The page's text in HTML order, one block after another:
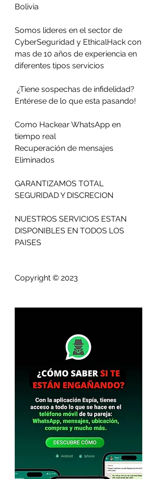
Bolivia
Somos lideres en el sector de
CyberSeguridad y EthicalHack con
mas de 10 años de experiencia en
Como Hackear WhatsApp en
tiempo real
Recuperación de mensajes
Eliminados
GARANTIZAMOS TOTAL
NUESTROS SERVICIOS ESTAN
DISPONIBLES EN TODOS LOS
PAISES
Copyright © 2023